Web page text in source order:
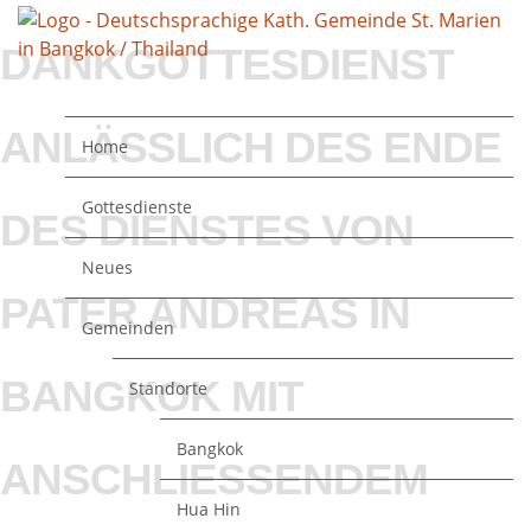
Home
Gottesdienste
Neues
Gemeinden
Standorte
Bangkok
Hua Hin
DANKGOTTESDIENST
ANLÄSSLICH DES ENDE
DES DIENSTES VON
PATER ANDREAS IN
BANGKOK MIT
ANSCHLIESSENDEM M